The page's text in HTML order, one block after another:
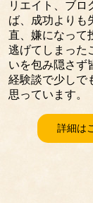
リエイト、ブロ
ば、成功よりも
直、嫌になって
逃げてしまった
いを包み隠さず
経験談で少しで
思っています。
詳細は